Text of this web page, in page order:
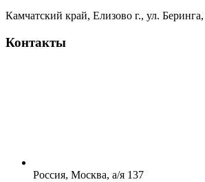
Камчатский край, Елизово г., ул.
Контакты
Россия, Москва, а/я 137